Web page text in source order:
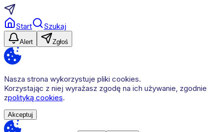
Start Szukaj
Alert Zgłoś
Nasza strona wykorzystuje pliki cookies.
Korzystając z niej wyrażasz zgodę na ich używanie, zgodnie
zpolityką cookies.
Akceptuj